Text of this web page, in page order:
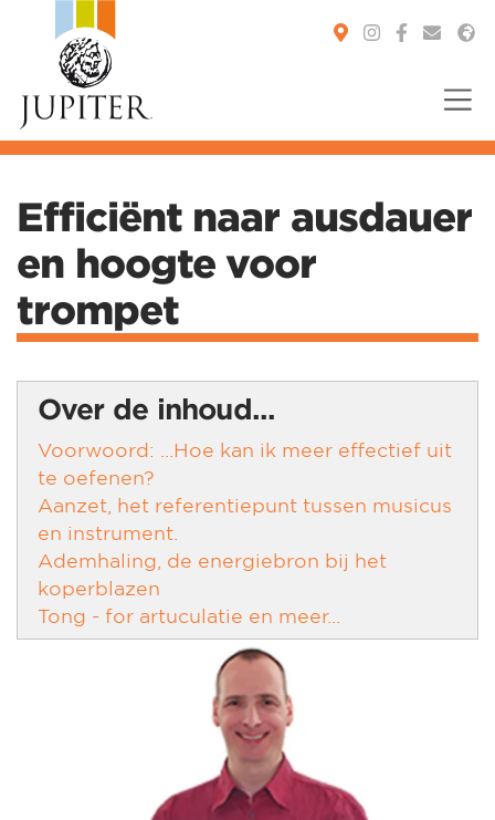
Efficiënt naar ausdauer
en hoogte voor
trompet
Over de inhoud...
Voorwoord: ...Hoe kan ik meer effectief uit
te oefenen?
Aanzet, het referentiepunt tussen musicus
en instrument.
Ademhaling, de energiebron bij het
koperblazen
Tong - for artuculatie en meer...